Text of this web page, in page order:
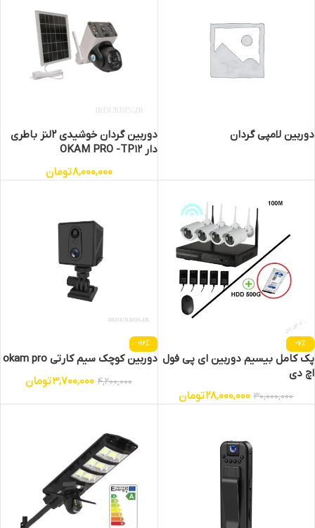
دوربین لامپی گردان
دوربین گردان خوشیدی 2لنز باطری
دار OKAM PRO -TP12
8,000,000تومان
-7%
پک کامل بیسیم دوربین ای پی فول
اچ دی
30,000,000
28,000,000تومان
-12%
دوربین کوچک سیم کارتی okam pro
4,200,000
3,700,000تومان